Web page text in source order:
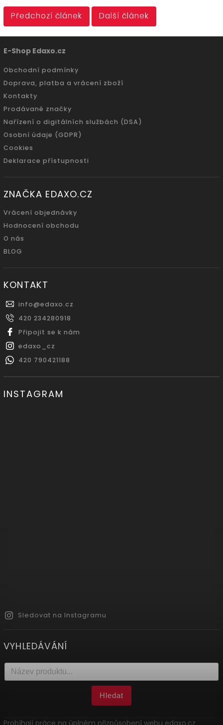
Předchozí článek Další článek
E-Shop Edaxo.cz
Obchodní podmínky
Doprava, platba a vrácení zboží
Kontakty
Prodávané značky
Nařízení o digitálních službách (DSA)
Osobní údaje (GDPR)
Cookies
Deklarace přístupnosti
ZNAČKA EDAXO.CZ
Vrácení objednávky
Hodnocení obchodu
O nás
BLOG
KONTAKT
info@edaxo.cz
420 234280918
Připojit se k nám
edaxo_cz
420 790421188
INSTAGRAM
Sledovat na Instagramu
VYHLEDÁVÁNÍ
Hledat
Probíhají práce na úplném přizpůsobení webu edaxo.cz